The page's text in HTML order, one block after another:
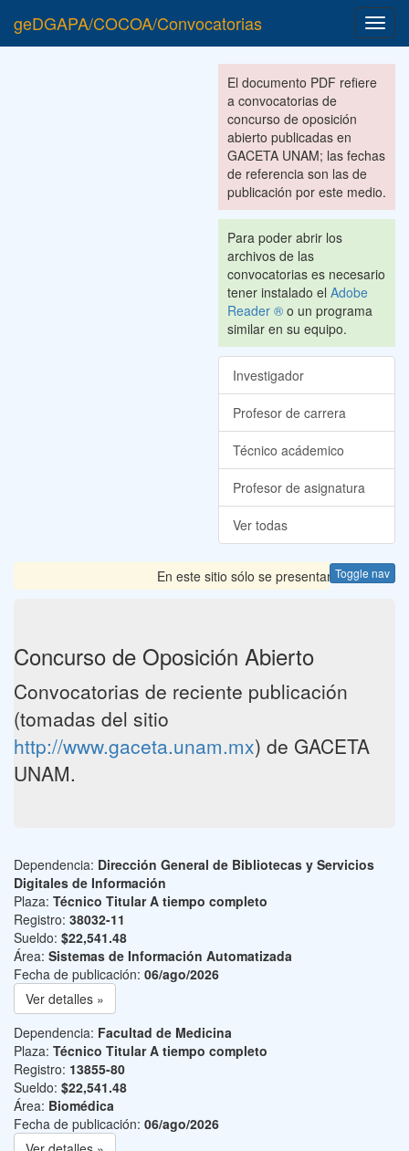
geDGAPA/COCOA/Convocatorias
El documento PDF refiere
a convocatorias de
concurso de oposición
abierto publicadas en
GACETA UNAM; las fechas
de referencia son las de
publicación por este medio.
Para poder abrir los
archivos de las
convocatorias es necesario
tener instalado el Adobe
Reader ® o un programa
similar en su equipo.
Investigador
Profesor de carrera
Técnico acádemico
Profesor de asignatura
Ver todas
Toggle nav
En este sitio sólo se presentan las
Concurso de Oposición Abierto
Convocatorias de reciente publicación
(tomadas del sitio
http://www.gaceta.unam.mx) de GACETA
UNAM.
Dependencia: Dirección General de Bibliotecas y Servicios
Digitales de Información
Plaza: Técnico Titular A tiempo completo
Registro: 38032-11
Sueldo: $22,541.48
Área: Sistemas de Información Automatizada
Fecha de publicación: 06/ago/2026
Ver detalles »
Dependencia: Facultad de Medicina
Plaza: Técnico Titular A tiempo completo
Registro: 13855-80
Sueldo: $22,541.48
Área: Biomédica
Fecha de publicación: 06/ago/2026